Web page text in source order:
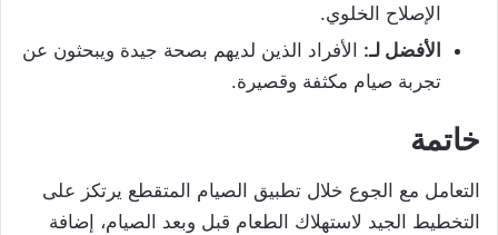
الإصلاح الخلوي.
الأفضل لـ: الأفراد الذين لديهم بصحة جيدة ويبحثون عن
تجربة صيام مكثفة وقصيرة.
خاتمة
التعامل مع الجوع خلال تطبيق الصيام المتقطع يرتكز على
التخطيط الجيد لاستهلاك الطعام قبل وبعد الصيام، إضافة